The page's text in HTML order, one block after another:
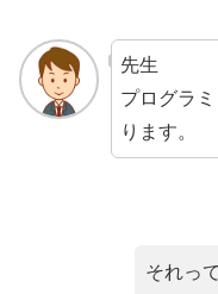
先生
プログラ
ります。
それっ